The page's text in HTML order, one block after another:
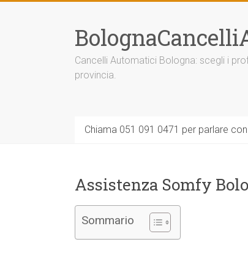
Cancelli Automatici Bologna: scegli i
provincia.
Chiama 051 091 0471 per parlare
Assistenza Somfy
Sommario